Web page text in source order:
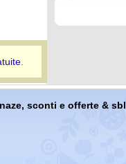
.
sconti e offerte &